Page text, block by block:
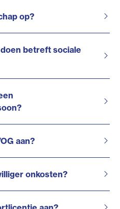
op?
betreft sociale
aan?
onkosten?